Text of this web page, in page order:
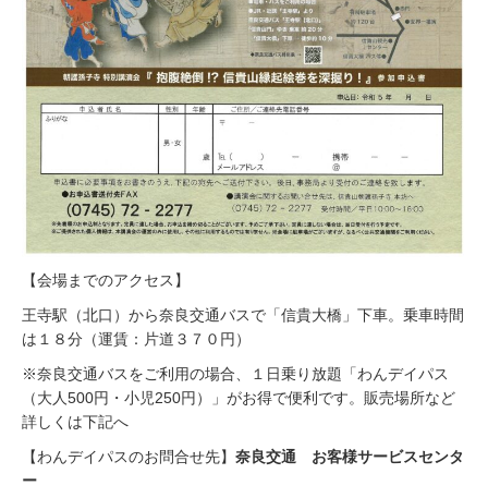
【会場までのアクセス】
王寺駅（北口）から奈良交通バスで「信貴大橋」下車。乗車時間
は１８分（運賃：片道３７０円）
※奈良交通バスをご利用の場合、１日乗り放題「わんデイパス
（大人500円・小児250円）」がお得で便利です。販売場所など
詳しくは下記へ
【わんデイパスのお問合せ先】 奈良交通 お客様サービスセンタ
ー